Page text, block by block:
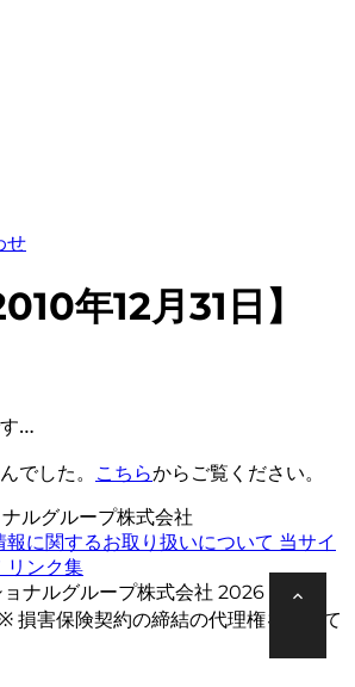
せ
年12月31日】
…
でした。 こちらからご覧ください。
ルグループ株式会社
報に関するお取り扱いについて 当サイ
リンク集
ナルグループ株式会社 2026 All
害保険契約の締結の代理権を有して